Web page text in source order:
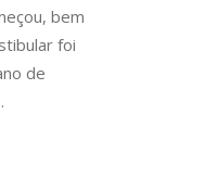
bem
foi
de